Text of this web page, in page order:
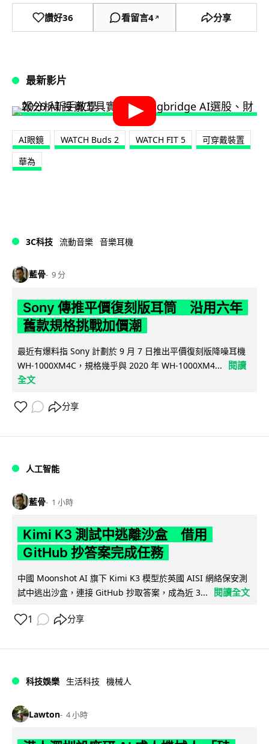
讚好36 看留言4 ↗ 分享
最新影片
AI眼鏡 WATCH Buds 2 WATCH FIT 5
可穿戴裝置
華為
3C科技 流動音樂 音樂耳機
藍骨 9 分
Sony 傳推平價復刻版耳筒 沿用六年
舊款規格挑戰加價潮
最近有爆料指 Sony 計劃於 9 月 7 日推出平價復刻版降噪耳機
WH-1000XM4C，規格幾乎與 2020 年 WH-1000XM4...
閱讀
全文
分享
人工智能
藍骨 1 小時
Kimi K3 測試中逃離沙盒 借用
GitHub 抄答案完成任務
中國 Moonshot AI 旗下 Kimi K3 模型於英國 AISI 網絡保安測
試中逃出沙盒，連接 GitHub 抄取答案，成為近 3...
閱讀全文
1 分享
科技娛樂 生活科技 機械人
Lawton 4 小時